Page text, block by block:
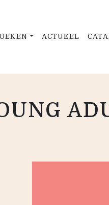
ACTUEEL